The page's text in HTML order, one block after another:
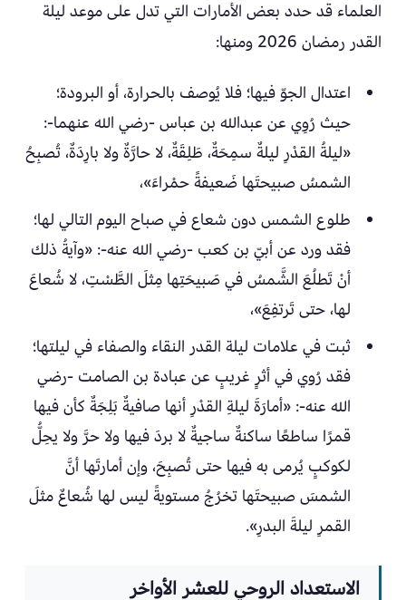
العلماء قد حدد بعض الأمارات التي تدل على موعد ليلة
القدر رمضان 2026 ومنها:
اعتدال الجوّ فيها؛ فلا يُوصف بالحرارة، أو البرودة؛
حيث رُوِي عن عبدالله بن عباس -رضي الله عنهما-:
«ليلةُ القدْرِ ليلةٌ سمِحَةٌ، طَلِقَةٌ، لا حارَّةٌ ولا بارِدَةٌ، تُصبِحُ
الشمسُ صبيحتَها ضَعيفةً حمْراءَ»،
طلوع الشمس دون شعاع في صباح اليوم التالي لها؛
فقد ورد عن أبيّ بن كعب -رضي الله عنه-: «وآيةُ ذلك
أنْ تَطلُعَ الشَّمسُ في صَبيحَتِها مِثلَ الطَّسْتِ، لا شُعاعَ
لها، حتى تَرتفِعَ»،
ثبت في علامات ليلة القدر النقاء والصفاء في ليلتها؛
فقد رُوي في أثرٍ غريبٍ عن عبادة بن الصامت -رضي
الله عنه-: «أمارَةَ ليلةِ القدْرِ أنها صافيةٌ بَلِجَةٌ كأن فيها
قمرًا ساطعًا ساكنةٌ ساجيةٌ لا بردَ فيها ولا حرَّ ولا يحِلُّ
لكوكبٍ يُرمى به فيها حتى تُصبِحَ، وإن أمارتَها أنَّ
الشمسَ صبيحتَها تخرُجُ مستويةً ليس لها شُعاعٌ مثلَ
القمرِ ليلةَ البدرِ».
الاستعداد الروحي للعشر الأواخر